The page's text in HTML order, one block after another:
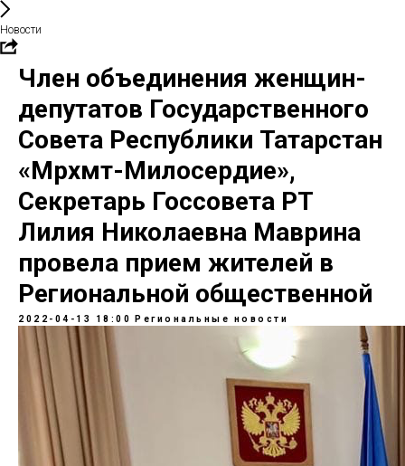
Новости
Член объединения женщин-
депутатов Государственного
Совета Республики Татарстан
«Мәрхәмәт-Милосердие»,
Секретарь Госсовета РТ
Лилия Николаевна Маврина
провела прием жителей в
Региональной общественной
2022-04-13 18:00 Региональные новости